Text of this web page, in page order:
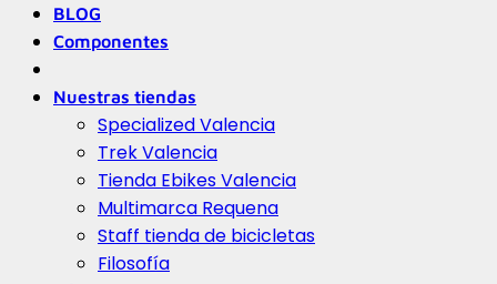
BLOG
Componentes
Nuestras tiendas
Specialized Valencia
Trek Valencia
Tienda Ebikes Valencia
Multimarca Requena
Staff tienda de bicicletas
Filosofía